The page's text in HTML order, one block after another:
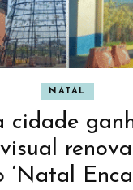
NATAL
cidade
‘Natal